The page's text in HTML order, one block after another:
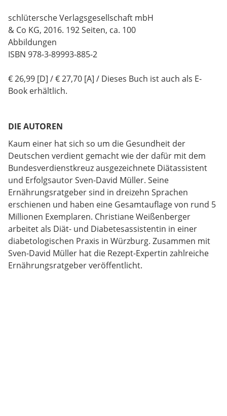
schlütersche Verlagsgesellschaft mbH
& Co KG, 2016. 192 Seiten, ca. 100
Abbildungen
ISBN 978-3-89993-885-2
€ 26,99 [D] / € 27,70 [A] / Dieses Buch ist auch als E-
Book erhältlich.
DIE AUTOREN
Kaum einer hat sich so um die Gesundheit der
Deutschen verdient gemacht wie der dafür mit dem
Bundesverdienstkreuz ausgezeichnete Diätassistent
und Erfolgsautor Sven-David Müller. Seine
Ernährungsratgeber sind in dreizehn Sprachen
erschienen und haben eine Gesamtauflage von rund 5
Millionen Exemplaren. Christiane Weißenberger
arbeitet als Diät- und Diabetesassistentin in einer
diabetologischen Praxis in Würzburg. Zusammen mit
Sven-David Müller hat die Rezept-Expertin zahlreiche
Ernährungsratgeber veröffentlicht.